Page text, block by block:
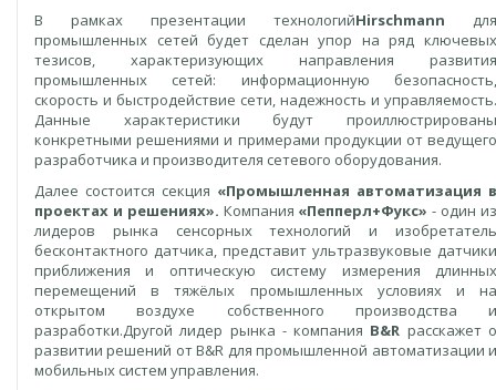
В рамках презентации технологийHirschmann для
промышленных сетей будет сделан упор на ряд ключевых
тезисов, характеризующих направления развития
промышленных сетей: информационную безопасность,
скорость и быстродействие сети, надежность и управляемость.
Данные характеристики будут проиллюстрированы
конкретными решениями и примерами продукции от ведущего
разработчика и производителя сетевого оборудования.
Далее состоится секция «Промышленная автоматизация в
проектах и решениях». Компания «Пепперл+Фукс» - один
лидеров рынка сенсорных технологий и изобретатель
бесконтактного датчика, представит ультразвуковые датчики
приближения и оптическую систему измерения длинных
перемещений в тяжёлых промышленных условиях и на
открытом воздухе собственного производства и
разработки.Другой лидер рынка - компания B&R расскажет
развитии решений от B&R для промышленной автоматизации и
мобильных систем управления.